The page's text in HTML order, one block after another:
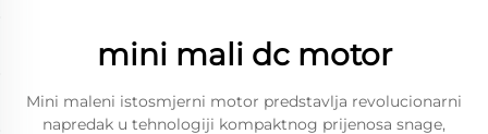
mini mali dc motor
Mini maleni istosmjerni motor predstavlja revolucionarni
napredak u tehnologiji kompaktnog prijenosa snage,